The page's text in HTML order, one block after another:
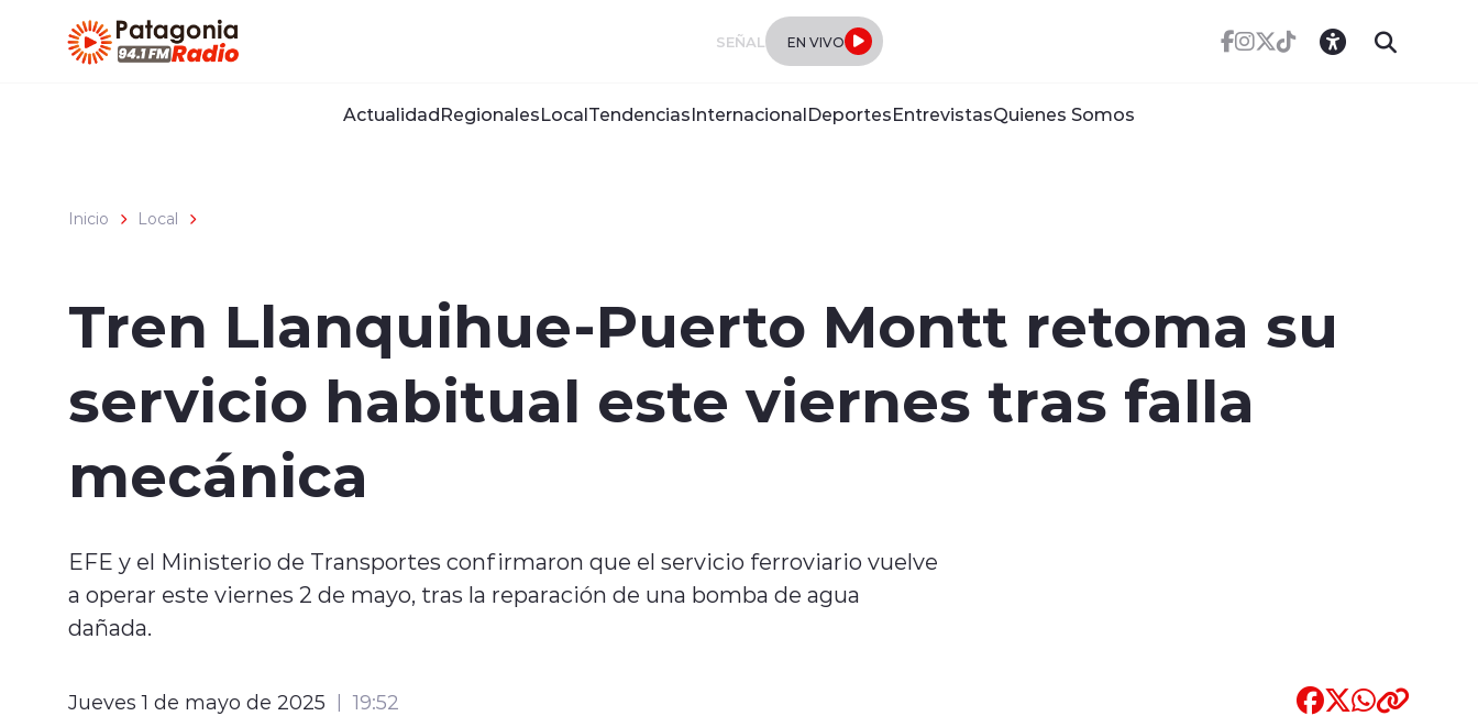
SEÑAL EN VIVO
ActualidadRegionalesLocalTendenciasInternacionalDeportesEntrevistasQuienes Somos
Inicio Local
Tren Llanquihue-Puerto Montt retoma su
servicio habitual este viernes tras falla
mecánica
EFE y el Ministerio de Transportes confirmaron que el servicio ferroviario vuelve
a operar este viernes 2 de mayo, tras la reparación de una bomba de agua
dañada.
Jueves 1 de mayo de 2025 19:52